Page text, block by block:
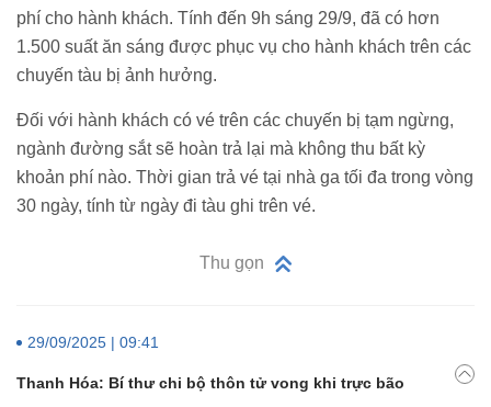
phí cho hành khách. Tính đến 9h sáng 29/9, đã có hơn
1.500 suất ăn sáng được phục vụ cho hành khách trên các
chuyến tàu bị ảnh hưởng.
Đối với hành khách có vé trên các chuyến bị tạm ngừng,
ngành đường sắt sẽ hoàn trả lại mà không thu bất kỳ
khoản phí nào. Thời gian trả vé tại nhà ga tối đa trong vòng
30 ngày, tính từ ngày đi tàu ghi trên vé.
Thu gọn
29/09/2025 | 09:41
Thanh Hóa: Bí thư chi bộ thôn tử vong khi trực bão